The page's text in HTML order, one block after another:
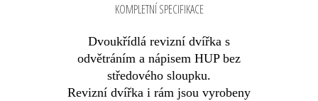
KOMPLETNÍ SPECIFIKACE
Dvoukřídlá revizní dvířka s
odvětráním a nápisem HUP bez
středového sloupku.
Revizní dvířka i rám jsou vyrobeny